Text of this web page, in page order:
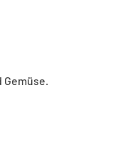
Gemüse.